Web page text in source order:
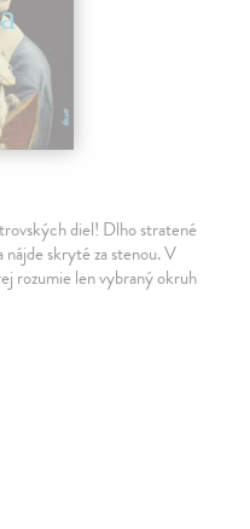
diel! Dlho stratené
nájde skryté za stenou. V
rozumie len vybraný okruh